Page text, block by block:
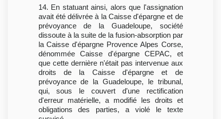
14. En statuant ainsi, alors que l'assignation
avait été délivrée à la Caisse d'épargne et de
prévoyance de la Guadeloupe, société
dissoute à la suite de la fusion-absorption par
la Caisse d'épargne Provence Alpes Corse,
dénommée Caisse d'épargne CEPAC, et
que cette dernière n'était pas intervenue aux
droits de la Caisse d'épargne et de
prévoyance de la Guadeloupe, le tribunal,
qui, sous le couvert d'une rectification
d'erreur matérielle, a modifié les droits et
obligations des parties, a violé le texte